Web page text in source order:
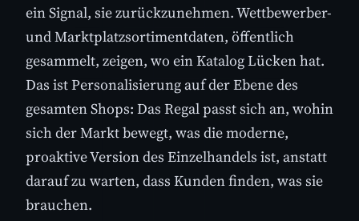
ein Signal, sie zurückzunehmen. Wettbewerber-
und Marktplatzsortimentdaten, öffentlich
gesammelt, zeigen, wo ein Katalog Lücken hat.
Das ist Personalisierung auf der Ebene des
gesamten Shops: Das Regal passt sich an, wohin
sich der Markt bewegt, was die moderne,
proaktive Version des Einzelhandels ist, anstatt
darauf zu warten, dass Kunden finden, was sie
brauchen.